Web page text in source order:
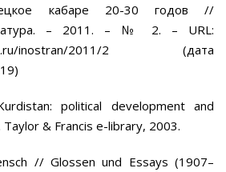
кабаре 20-30 годов //
– 2011. – № 2. – URL:
inostran/2011/2 (дата
political development and
& Francis e-library, 2003.
// Glossen und Essays (1907–